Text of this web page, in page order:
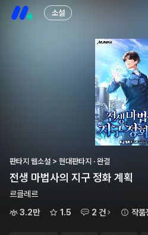
소설
판타지 웹소설 > 현대판타지 · 완결
전생 마법사의 지구 정화 계획
르클레르
3.2만
1.5 2 건 작품